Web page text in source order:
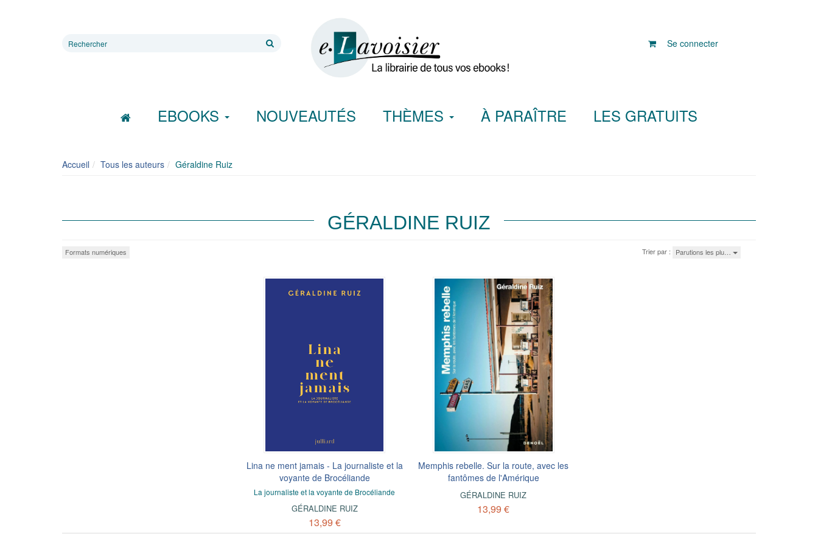
Rechercher
Se connecter
EBOOKS NOUVEAUTÉS THÈMES À PARAÎTRE LES GRATUITS
Accueil Tous les auteurs Géraldine Ruiz
GÉRALDINE RUIZ
Formats numériques Trier par : Parutions les plu…
Lina ne ment jamais - La journaliste et la
voyante de Brocéliande
La journaliste et la voyante de Brocéliande
GÉRALDINE RUIZ
13,99 €
Memphis rebelle. Sur la route, avec les
fantômes de l'Amérique
GÉRALDINE RUIZ
13,99 €